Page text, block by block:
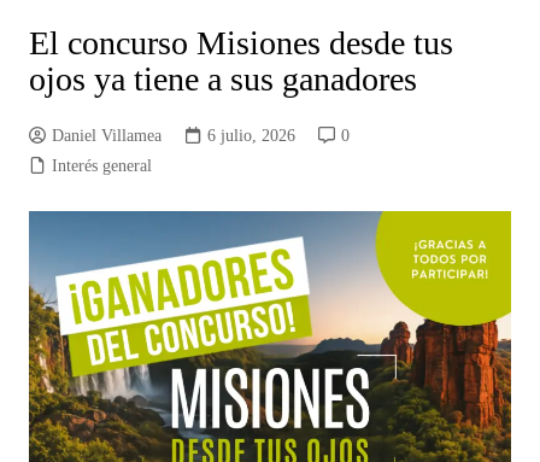
El concurso Misiones desde tus
ojos ya tiene a sus ganadores
Daniel Villamea 6 julio, 2026
0
Interés general